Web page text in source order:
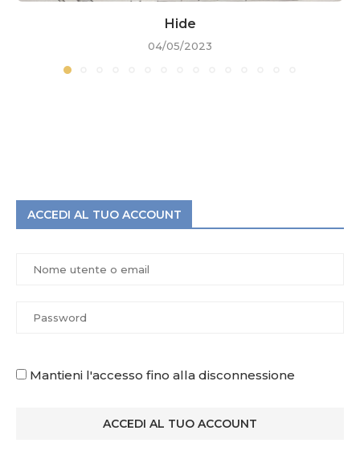
Hide
04/05/2023
ACCEDI AL TUO ACCOUNT
Mantieni l'accesso fino alla disconnessione